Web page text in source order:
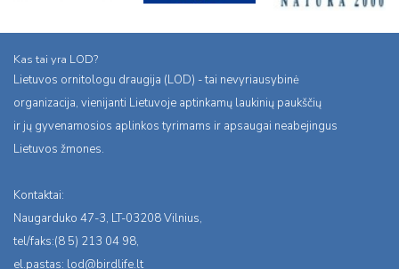
Kas tai yra LOD?
Lietuvos ornitologu draugija (LOD) - tai nevyriausybinė
organizacija, vienijanti Lietuvoje aptinkamų laukinių paukščių
ir jų gyvenamosios aplinkos tyrimams ir apsaugai neabejingus
Lietuvos žmones.
Kontaktai:
Naugarduko 47-3, LT-03208 Vilnius,
tel/faks:(8 5) 213 04 98,
el.pastas: lod@birdlife.lt